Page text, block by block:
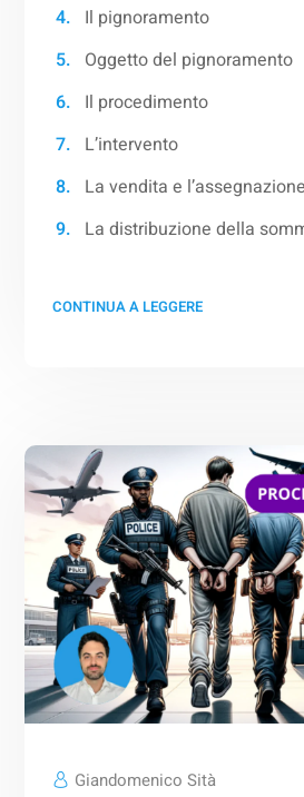
Il pignoramento
Oggetto del pignoramento
Il procedimento
L’intervento
La vendita e l’assegnazione
La distribuzione della
CONTINUA A LEGGERE
Giandomenico Sità